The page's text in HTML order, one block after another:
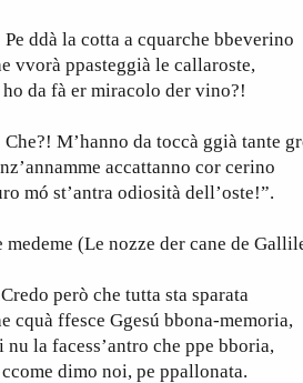
ddà la cotta a cquarche bbeverino
vvorà ppasteggià le callaroste,
da fà er miracolo der vino?!
M’hanno da toccà ggià tante
accattanno cor cerino
mó st’antra odiosità dell’oste!”.
medeme (Le nozze der cane de
però che tutta sta sparata
cquà ffesce Ggesú bbona-memoria,
nu la facess’antro che ppe bboria,
dimo noi, pe ppallonata.